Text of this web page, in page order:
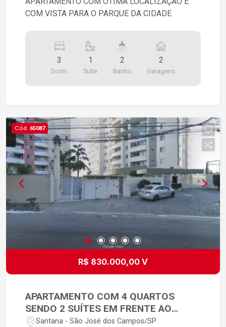
COM VISTA PARA O PARQUE DA CIDADE
3
Dorm.
1
Suite
2
Banho
2
Garagens
Cód. 65087
R$ 830.000,00 V
APARTAMENTO COM 4 QUARTOS
SENDO 2 SUÍTES EM FRENTE AO
PARQUE DA CIDADE - SÃO JOSÉ DOS
Santana - São José dos Campos/SP